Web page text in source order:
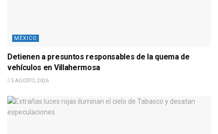
MÉXICO
Detienen a presuntos responsables de la quema de
vehículos en Villahermosa
5 AGOSTO, 2026